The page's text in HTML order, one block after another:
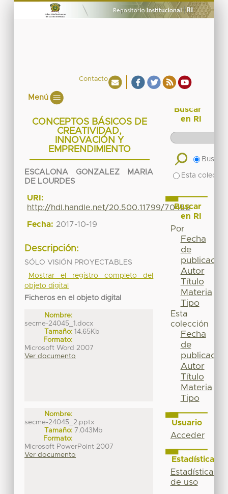
Contacto
Menú
CONCEPTOS BÁSICOS DE
CREATIVIDAD,
INNOVACIÓN Y
EMPRENDIMIENTO
ESCALONA GONZALEZ MARIA
DE LOURDES
URI:
http://hdl.handle.net/20.500.11799/70458
Fecha: 2017-10-19
Descripción:
SÓLO VISIÓN PROYECTABLES
Mostrar el registro completo del
objeto digital
Ficheros en el objeto digital
Nombre:
secme-24045_1.docx
Tamaño: 14.65Kb
Formato:
Microsoft Word 2007
Ver documento
Nombre:
secme-24045_2.pptx
Tamaño: 7.043Mb
Formato:
Microsoft PowerPoint 2007
Ver documento
Buscar
en RI
Buscar
Esta
Buscar
en RI
Por
Fecha
de
publicación
Autor
Título
Materia
Tipo
Esta
colección
Fecha
de
publicación
Autor
Título
Materia
Tipo
Usuario
Acceder
Estadísticas
Estadísticas
de uso